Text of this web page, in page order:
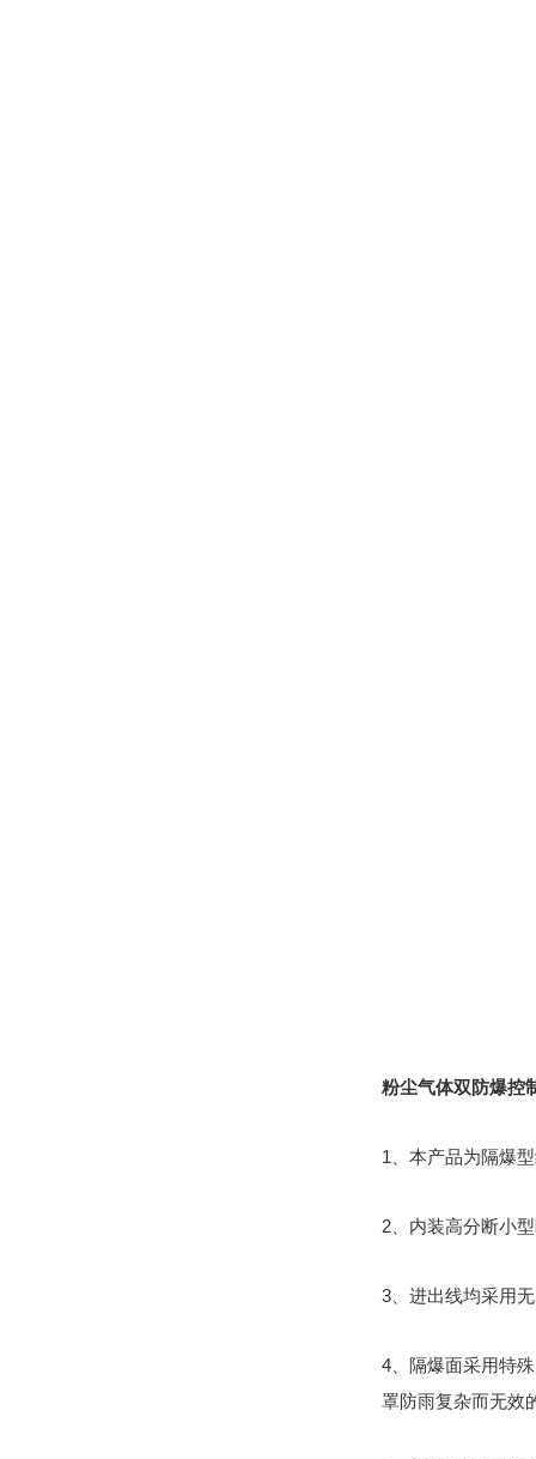
粉尘气体双防爆控
1、本产品为隔爆
2、内装高分断小
3、进出线均采用
4、隔爆面采用特
罩防雨复杂而无效